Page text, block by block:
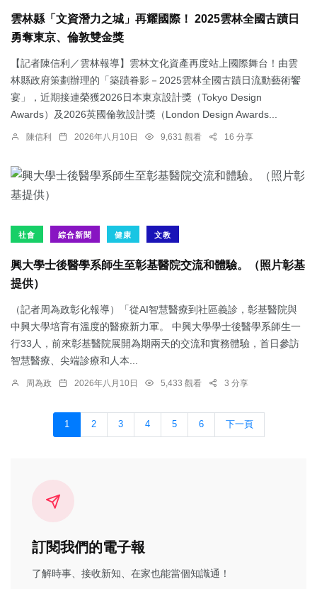
雲林縣「文資潛力之城」再耀國際！ 2025雲林全國古蹟日
勇奪東京、倫敦雙金獎
【記者陳信利／雲林報導】雲林文化資產再度站上國際舞台！由雲
林縣政府策劃辦理的「築蹟眷影－2025雲林全國古蹟日流動藝術饗
宴」，近期接連榮獲2026日本東京設計獎（Tokyo Design
Awards）及2026英國倫敦設計獎（London Design Awards...
陳信利 2026年八月10日 9,631 觀看 16 分享
社會 綜合新聞 健康 文教
興大學士後醫學系師生至彰基醫院交流和體驗。（照片彰基
提供）
（記者周為政彰化報導）「從AI智慧醫療到社區義診，彰基醫院與
中興大學培育有溫度的醫療新力軍。 中興大學學士後醫學系師生一
行33人，前來彰基醫院展開為期兩天的交流和實務體驗，首日參訪
智慧醫療、尖端診療和人本...
周為政 2026年八月10日 5,433 觀看 3 分享
1 2 3 4 5 6 下一頁
訂閱我們的電子報
了解時事、接收新知、在家也能當個知識通！